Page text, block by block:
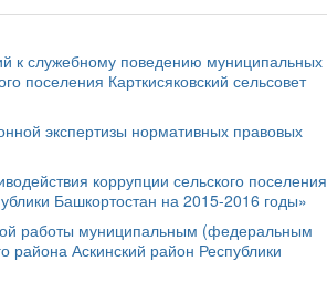
к служебному поведению муниципальных
поселения Карткисяковский сельсовет
экспертизы нормативных правовых
коррупции сельского поселения
Башкортостан на 2015-2016 годы»
работы муниципальным (федеральным
Аскинский район Республики